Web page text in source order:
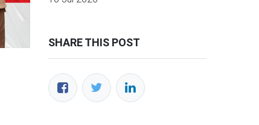
SHARE THIS POST